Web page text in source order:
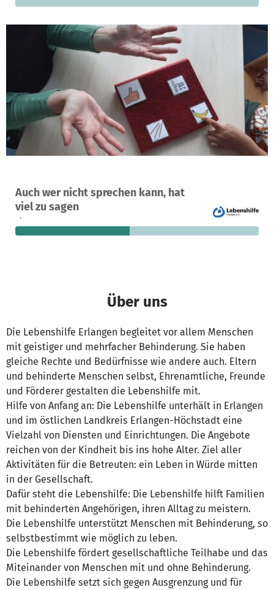
Auch wer nicht sprechen kann, hat
viel zu sagen
Ein Projekt in Erlangen, Deutschland
5
fehlen noch
Über uns
Die Lebenshilfe Erlangen begleitet vor allem Menschen
mit geistiger und mehrfacher Behinderung. Sie haben
gleiche Rechte und Bedürfnisse wie andere auch. Eltern
und behinderte Menschen selbst, Ehrenamtliche, Freunde
und Förderer gestalten die Lebenshilfe mit.
Hilfe von Anfang an: Die Lebenshilfe unterhält in Erlangen
und im östlichen Landkreis Erlangen-Höchstadt eine
Vielzahl von Diensten und Einrichtungen. Die Angebote
reichen von der Kindheit bis ins hohe Alter. Ziel aller
Aktivitäten für die Betreuten: ein Leben in Würde mitten
in der Gesellschaft.
Dafür steht die Lebenshilfe: Die Lebenshilfe hilft Familien
mit behinderten Angehörigen, ihren Alltag zu meistern.
Die Lebenshilfe unterstützt Menschen mit Behinderung, so
selbstbestimmt wie möglich zu leben.
Die Lebenshilfe fördert gesellschaftliche Teilhabe und das
Miteinander von Menschen mit und ohne Behinderung.
Die Lebenshilfe setzt sich gegen Ausgrenzung und für